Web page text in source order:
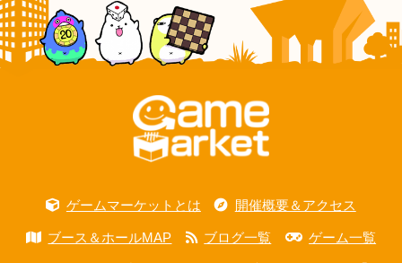
ゲームマーケットとは 開催概要＆アクセス
ブース＆ホールMAP ブログ一覧 ゲーム一覧